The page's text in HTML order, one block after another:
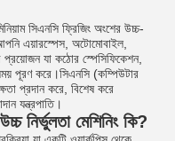
সিএনসি ফ্রিজিং অংশের উচ্চ-
আপনি এয়ারস্পেস, অটোমোবাইল,
প্রয়োজন যা কঠোর স্পেসিফিকেশন,
পূরণ করে।সিএনসি (কম্পিউটার
প্রদান করে, বিশেষ করে
যন্ত্রপাতি।
নির্ভুলতা মেশিনিং কি?